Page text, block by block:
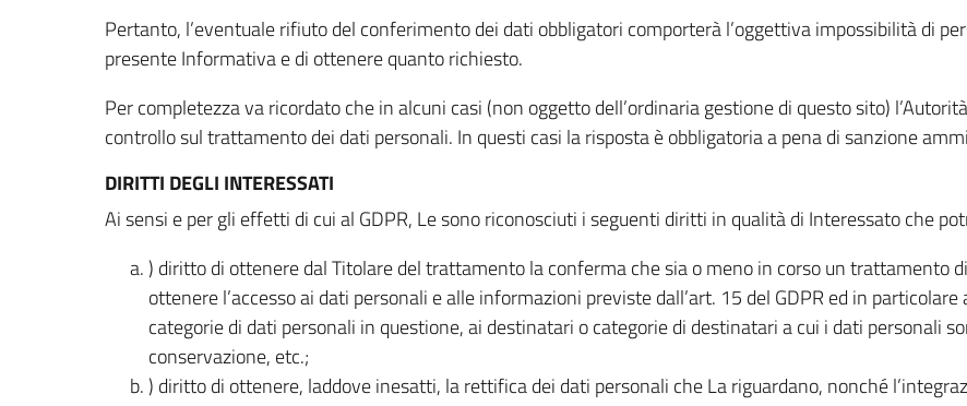
Pertanto, l’eventuale rifiuto del conferimento dei dati obbligatori comporterà l’oggettiva impossibilità di
presente Informativa e di ottenere quanto richiesto.
Per completezza va ricordato che in alcuni casi (non oggetto dell’ordinaria gestione di questo sito)
controllo sul trattamento dei dati personali. In questi casi la risposta è obbligatoria a pena di sanzione
DIRITTI DEGLI INTERESSATI
Ai sensi e per gli effetti di cui al GDPR, Le sono riconosciuti i seguenti diritti in qualità di Interessato che
) diritto di ottenere dal Titolare del trattamento la conferma che sia o meno in corso un trattamento
ottenere l’accesso ai dati personali e alle informazioni previste dall’art. 15 del GDPR ed in
categorie di dati personali in questione, ai destinatari o categorie di destinatari a cui i dati personali
conservazione, etc.;
) diritto di ottenere, laddove inesatti, la rettifica dei dati personali che La riguardano, nonché